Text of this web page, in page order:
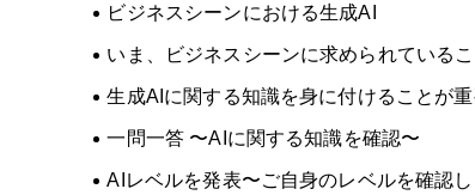
ビジネスシーンにおける生成AI
いま、ビジネスシーンに求められているこ
生成AIに関する知識を身に付けることが
一問一答 〜AIに関する知識を確認〜
AIレベルを発表〜ご自身のレベルを確認